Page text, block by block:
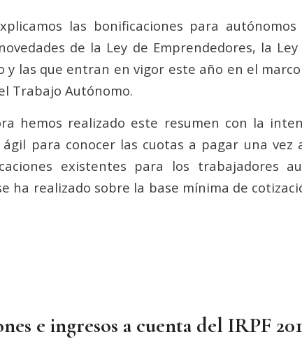
las bonificaciones para autónomos
de la Ley de Emprendedores, la
y las que entran en vigor este año en el
Trabajo Autónomo.
hemos realizado este resumen con la
para conocer las cuotas a pagar una vez
existentes para los trabajadores
ha realizado sobre la base mínima de
e ingresos a cuenta del IRPF